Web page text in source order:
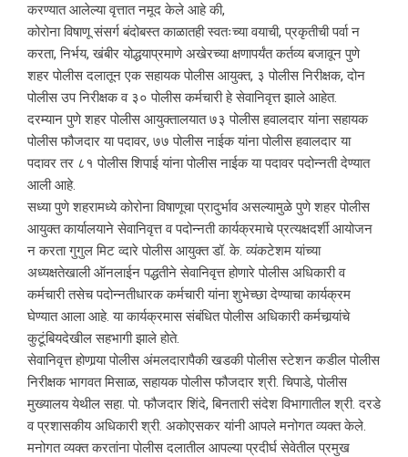
करण्यात आलेल्या वृत्तात नमूद केले आहे की,
कोरोना विषाणू संसर्ग बंदोबस्त काळातही स्वतःच्या वयाची, प्रकृतीची पर्वा न
करता, निर्भय, खंबीर योद्धयाप्रमाणे अखेरच्या क्षणापर्यंत कर्तव्य बजावून पुणे
शहर पोलीस दलातून एक सहायक पोलीस आयुक्त, ३ पोलीस निरीक्षक, दोन
पोलीस उप निरीक्षक व ३० पोलीस कर्मचारी हे सेवानिवृत्त झाले आहेत.
दरम्यान पुणे शहर पोलीस आयुक्तालयात ७३ पोलीस हवालदार यांना सहायक
पोलीस फौजदार या पदावर, ७७ पोलीस नाईक यांना पोलीस हवालदार या
पदावर तर ८१ पोलीस शिपाई यांना पोलीस नाईक या पदावर पदोन्नती देण्यात
आली आहे.
सध्या पुणे शहरामध्ये कोरोना विषाणूचा प्रादुर्भाव असल्यामुळे पुणे शहर पोलीस
आयुक्त कार्यालयाने सेवानिवृत्त व पदोन्नती कार्यक्रमाचे प्रत्यक्षदर्शी आयोजन
न करता गुगुल मिट व्दारे पोलीस आयुक्त डॉ. के. व्यंकटेशम यांच्या
अध्यक्षतेखाली ऑनलाईन पद्धतीने सेवानिवृत्त होणारे पोलीस अधिकारी व
कर्मचारी तसेच पदोन्नतीधारक कर्मचारी यांना शुभेच्छा देण्याचा कार्यक्रम
घेण्यात आला आहे. या कार्यक्रमास संबंधित पोलीस अधिकारी कर्मचार्‍यांचे
कुटूंबियदेखील सहभागी झाले होते.
सेवानिवृत्त होणार्‍या पोलीस अंमलदारापैकी खडकी पोलीस स्टेशन कडील पोलीस
निरीक्षक भागवत मिसाळ, सहायक पोलीस फौजदार श्री. चिपाडे, पोलीस
मुख्यालय येथील सहा. पो. फौजदार शिंदे, बिनतारी संदेश विभागातील श्री. दरडे
व प्रशासकीय अधिकारी श्री. अकोएसकर यांनी आपले मनोगत व्यक्त केले.
मनोगत व्यक्त करतांना पोलीस दलातील आपल्या प्रदीर्घ सेवेतील प्रमुख